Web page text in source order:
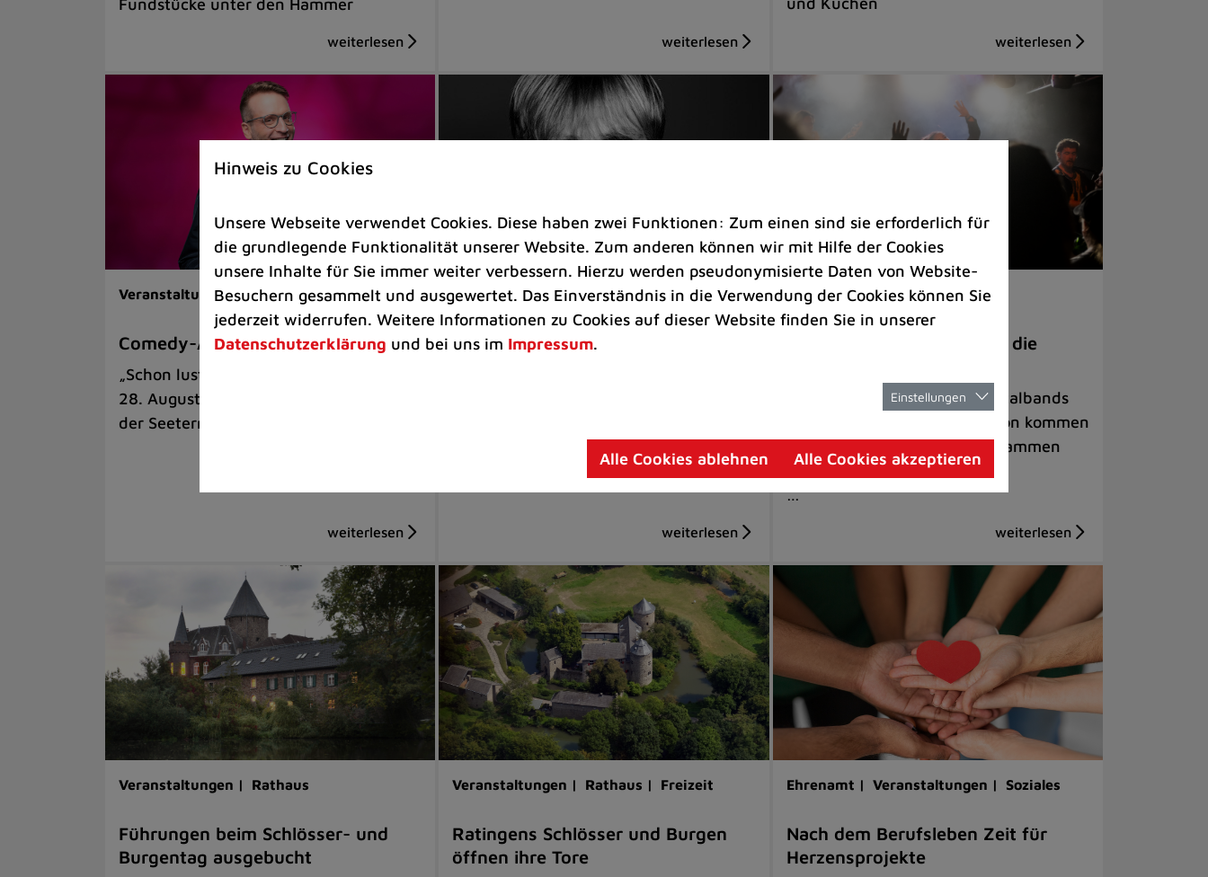
Fundstücke unter den Hammer
Veranstaltungen | Kunst & Kultur
Comedy-Abend mit Benni Stark
„Schon lustig, wenn’s witzig ist!“ am
28. August auf der Sommerbühne an
der Seeterrasse
Veranstaltungen
Kultkicker Ansgar Brinkmann
Veranstaltungen
„Manege Madness“ bringt die
Internationale Rock- und Metalbands
und starke Acts aus der Region kommen
am 17. Oktober in Lintorf zusammen
…
Veranstaltungen | Rathaus
Führungen beim Schlösser- und
Burgentag ausgebucht
Veranstaltungen | Rathaus | Freizeit
Ratingens Schlösser und Burgen
öffnen ihre Tore
Ehrenamt | Veranstaltungen | Soziales
Nach dem Berufsleben Zeit für
Herzensprojekte
Hinweis zu Cookies
Unsere Webseite verwendet Cookies. Diese haben zwei Funktionen: Zum einen sind sie erforderlich für
die grundlegende Funktionalität unserer Website. Zum anderen können wir mit Hilfe der Cookies
unsere Inhalte für Sie immer weiter verbessern. Hierzu werden pseudonymisierte Daten von Website-
Besuchern gesammelt und ausgewertet. Das Einverständnis in die Verwendung der Cookies können Sie
jederzeit widerrufen. Weitere Informationen zu Cookies auf dieser Website finden Sie in unserer
Datenschutzerklärung und bei uns im Impressum.
Einstellungen
Alle Cookies ablehnen Alle Cookies akzeptieren